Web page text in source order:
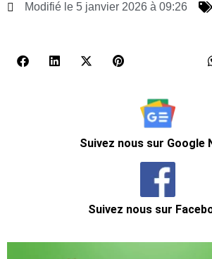
Modifié le 5 janvier 2026 à 09:26
Suivez nous sur Google
Suivez nous sur